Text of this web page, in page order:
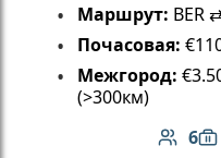
Маршрут: BER
Почасовая:
Межгород:
(>300км)
6